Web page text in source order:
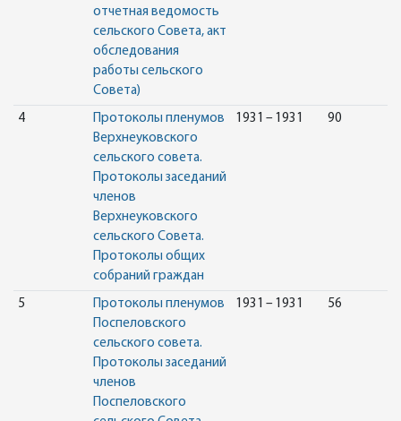
отчетная ведомость
сельского Совета, акт
обследования
работы сельского
Совета)
4
Протоколы пленумов
Верхнеуковского
сельского совета.
Протоколы заседаний
членов
Верхнеуковского
сельского Совета.
Протоколы общих
собраний граждан
1931 – 1931 90
5
Протоколы пленумов
Поспеловского
сельского совета.
Протоколы заседаний
членов
Поспеловского
1931 – 1931 56